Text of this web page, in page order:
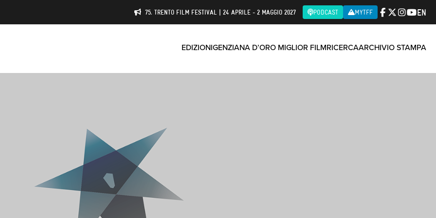
75. TRENTO FILM FESTIVAL | 24 APRILE - 2 MAGGIO 2027 PODCAST MYTFF EN
EDIZIONIGENZIANA D’ORO MIGLIOR FILMRICERCAARCHIVIO STAMPA